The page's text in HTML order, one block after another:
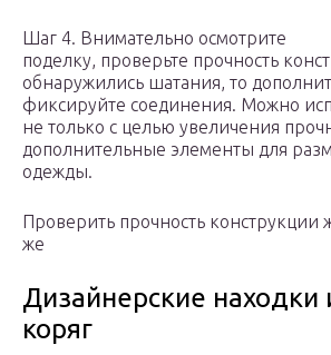
Шаг 4. Внимательно осмотрите
поделку, проверьте прочность
обнаружились шатания, то
фиксируйте соединения. Можно
не только с целью увеличения
дополнительные элементы для
одежды.
Проверить прочность конструкции
же
Дизайнерские находки
коряг